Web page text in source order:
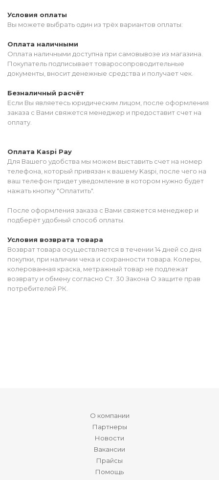
Условия оплаты
Вы можете выбрать один из трёх вариантов оплаты:
Оплата наличными
Оплата наличными доступна при самовывозе из магазина.
Покупатель подписывает товаросопроводительные
документы, вносит денежные средства и получает чек.
Безналичный расчёт
Если Вы являетесь юридическим лицом, после оформления
заказа с Вами свяжется менеджер и предоставит счет на
оплату.
Оплата Kaspi Pay
Для Вашего удобства мы можем выставить счет на номер
телефона, который привязан к вашему Kaspi, после чего на
ваш телефон придет уведомление в котором нужно будет
нажать кнопку "Оплатить".
После оформления заказа с Вами свяжется менеджер и
подберёт удобный способ оплаты.
Условия возврата товара
Возврат товара осуществляется в течении 14 дней со дня
покупки, при наличии чека и сохранности товара. Колеры,
колерованная краска, метражный товар не подлежат
возврату и обмену согласно Ст. 30 Закона О защите прав
потребителей РК.
О компании
Партнеры
Новости
Вакансии
Прайсы
Помощь